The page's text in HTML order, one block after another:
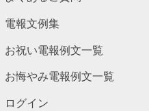
電報文例集
お祝い電報例文一覧
お悔やみ電報例文一覧
ログイン